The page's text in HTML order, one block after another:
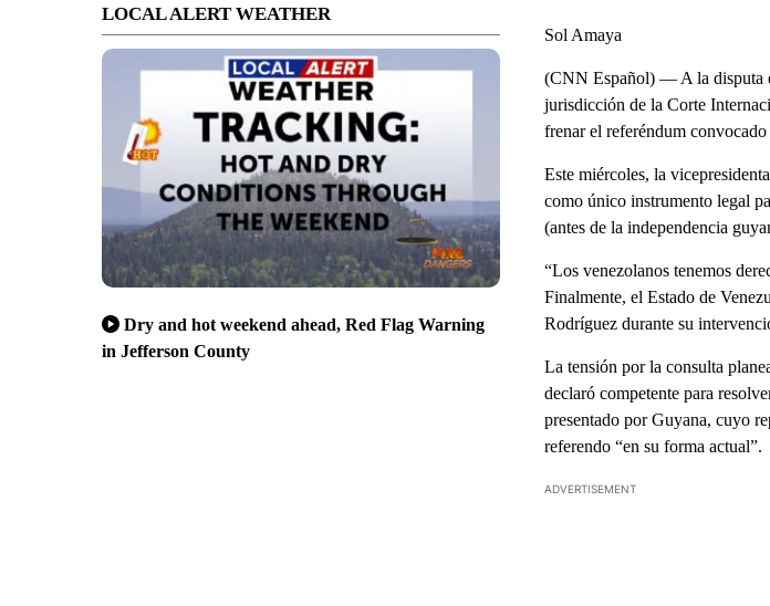
LOCAL ALERT WEATHER
Dry and hot weekend ahead, Red Flag Warning
in Jefferson County
Sol Amaya
(CNN Español) — A la disputa
jurisdicción de la Corte
frenar el referéndum
Este miércoles, la
como único instrumento legal
(antes de la independencia
“Los venezolanos tenemos
Finalmente, el Estado de
Rodríguez durante su
La tensión por la consulta
declaró competente para
presentado por Guyana, cuyo
referendo “en su forma actual”.
ADVERTISEMENT